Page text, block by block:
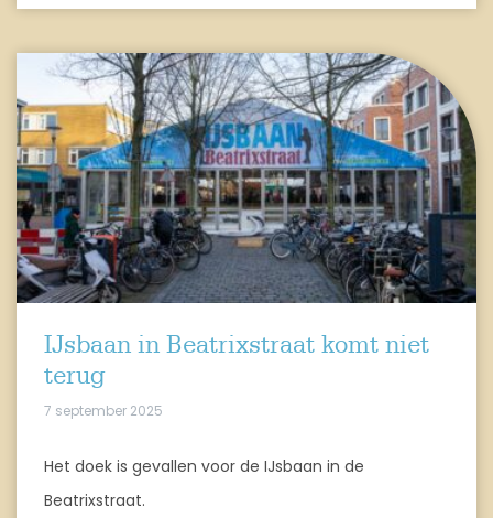
IJsbaan in Beatrixstraat komt niet
terug
7 september 2025
Het doek is gevallen voor de IJsbaan in de
Beatrixstraat.